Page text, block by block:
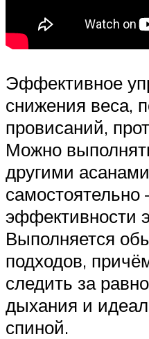
Эффективное
снижения веса,
провисаний,
Можно
другими
самостоятельно
эффективности
Выполняется
подходов,
следить за
дыхания и
спиной.